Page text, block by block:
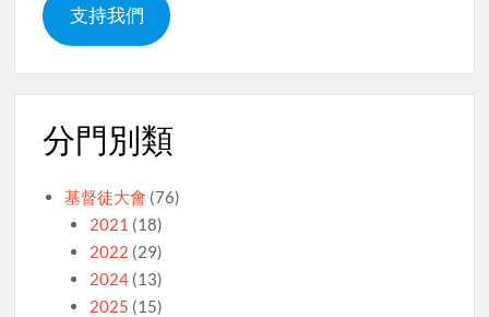
支持我們
分門別類
基督徒大會 (76)
2021 (18)
2022 (29)
2024(13)
2025 (15)